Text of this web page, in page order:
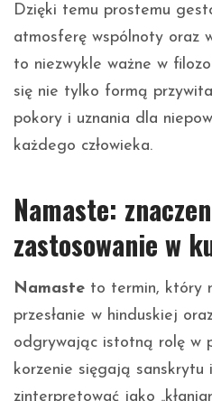
Dzięki temu prostemu
atmosferę wspólnoty oraz
to niezwykle ważne w
się nie tylko formą
pokory i uznania dla
każdego człowieka.
Namaste:
zastosowanie w
Namaste to termin, który
przesłanie w hinduskiej
odgrywając istotną rolę w
korzenie sięgają sanskrytu
zinterpretować jako